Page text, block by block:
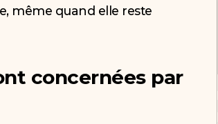
même quand elle reste
concernées par